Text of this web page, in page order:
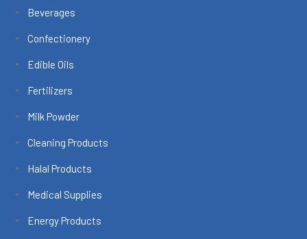
Beverages
Confectionery
Edible Oils
Fertilizers
Milk Powder
Cleaning Products
Halal Products
Medical Supplies
Energy Products